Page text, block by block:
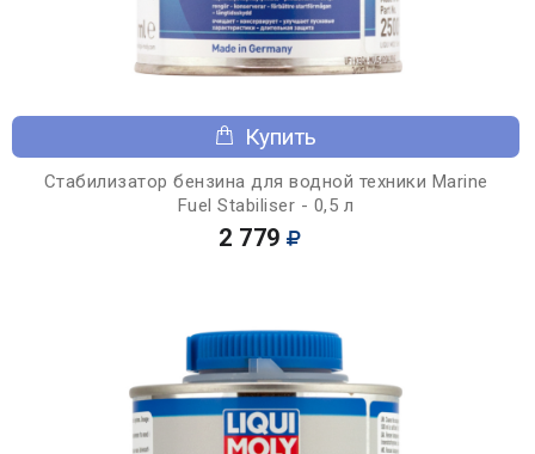
Купить
Стабилизатор бензина для водной техники Marine
Fuel Stabiliser - 0,5 л
2 779